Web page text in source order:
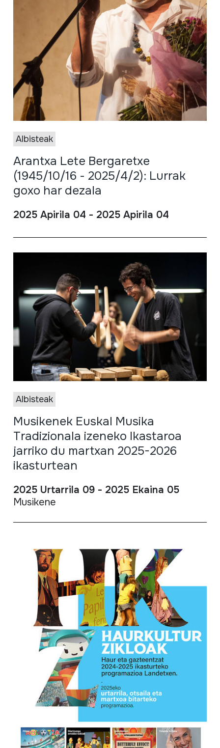
Albisteak
Arantxa Lete Bergaretxe
(1945/10/16 - 2025/4/2): Lurrak
goxo har dezala
2025 Apirila 04 - 2025 Apirila 04
Albisteak
Musikenek Euskal Musika
Tradizionala izeneko Ikastaroa
jarriko du martxan 2025-2026
ikasturtean
2025 Urtarrila 09 - 2025 Ekaina 05
Musikene